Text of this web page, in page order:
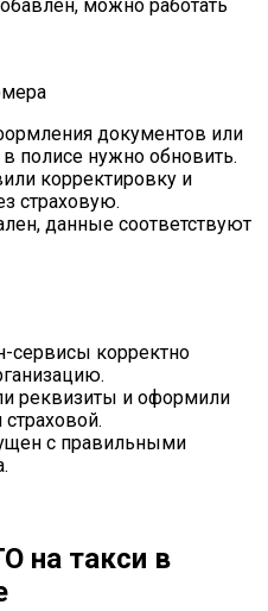
можно работать
документов или
полисе нужно обновить.
корректировку и
страховую.
данные соответствуют
сервисы корректно
реквизиты и оформили
с правильными
на такси в